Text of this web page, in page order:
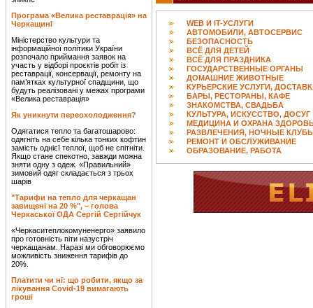
Програма «Велика реставрація» на
Черкащині
Міністерство культури та
інформаційної політики України
розпочало приймання заявок на
участь у відборі проєктів робіт із
реставрації, консервації, ремонту на
пам’ятках культурної спадщини, що
будуть реалізовані у межах програми
«Велика реставрація»
Як уникнути переохолодження?
Одягатися тепло та багатошарово:
одягніть на себе кілька тонких кофтин
замість однієї теплої, щоб не спітніти.
Якщо стане спекотно, завжди можна
зняти одну з одеж. «Правильний»
зимовий одяг складається з трьох
шарів
"Тарифи на тепло для черкащан
завищені на 20 %", – голова
Черкаської ОДА Сергій Сергійчук
«Черкаситеплокомуненерго» заявило
про готовність піти назустріч
черкащанам. Наразі ми обговорюємо
можливість зниження тарифів до
20%.
Платити чи ні: що робити, якщо за
лікування Covid-19 вимагають
гроші
WEB И IT-УСЛУГИ
АВТОМОБИЛИ, АВТОСЕРВИС
БЕЗОПАСНОСТЬ
ВСЁ ДЛЯ ДЕТЕЙ
ВСЁ ДЛЯ ПРАЗДНИКА
ГОСУДАРСТВЕННЫЕ ОРГАНЫ
ДОМАШНИЕ ЖИВОТНЫЕ
КУРЬЕРСКИЕ УСЛУГИ,
БАРЫ, РЕСТОРАНЫ, КАФЕ
ЗНАКОМСТВА, СВАДЬБА
КУЛЬТУРА, ИСКУССТВО, ДОСУГ
МЕДИЦИНА И ОХРАНА
РАЗВЛЕЧЕНИЯ, НОЧНЫЕ
РЕМОНТ И ОБСЛУЖИВАНИЕ
ОБРАЗОВАНИЕ, РАБОТА